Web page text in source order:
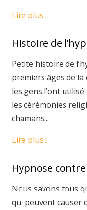
Lire plus…
Histoire de
Petite histoire de
premiers âges de la
les gens l’ont
les cérémonies
chamans...
Lire plus...
Hypnose
Nous savons tous
qui peuvent causer